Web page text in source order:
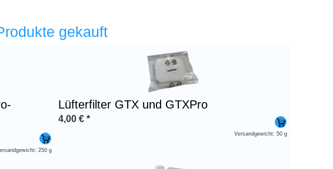
gekauft
250 g
Lüfterfilter GTX und GTXPro
4,00 € *
Versandgewicht: 50 g